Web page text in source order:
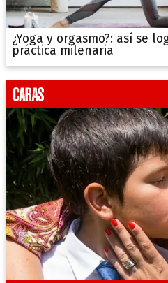
¿Yoga y orgasmo?: así se
práctica milenaria